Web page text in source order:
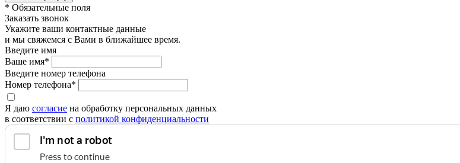
* Обязательные поля
Заказать звонок
Укажите ваши контактные данные
и мы свяжемся с Вами в ближайшее время.
Введите имя
Ваше имя*
Введите номер телефона
Номер телефона*
Я даю согласие на обработку персональных данных
в соответствии с политикой конфиденциальности